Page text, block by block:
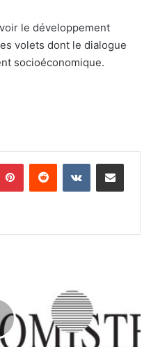
le développement
volets dont le dialogue
socioéconomique.